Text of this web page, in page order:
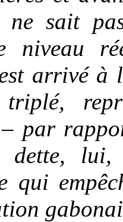
sait
niveau
arrivé à
– par
lui,
qui